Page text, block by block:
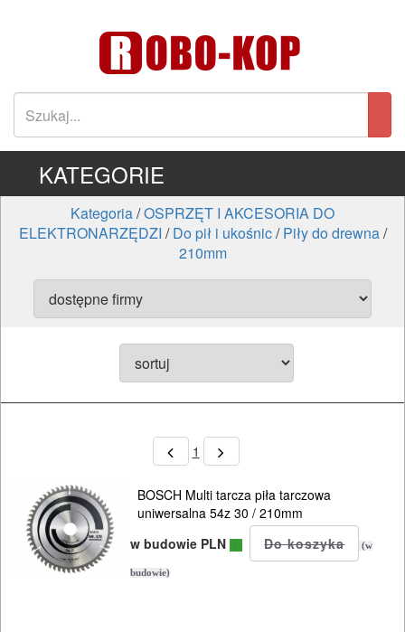
ELEKTRONARZĘDZIA
SIECIOWE
ELEKTRONARZĘDZIA
AKUMULATOROWE
KATEGORIE
Kategoria/OSPRZĘT I AKCESORIA DO
ELEKTRONARZĘDZI /Do pił i ukośnic/Piły do drewna/
210mm
1
BOSCH Multi tarcza piła tarczowa
uniwersalna 54z 30 / 210mm
w budowie PLN
(w
budowie)